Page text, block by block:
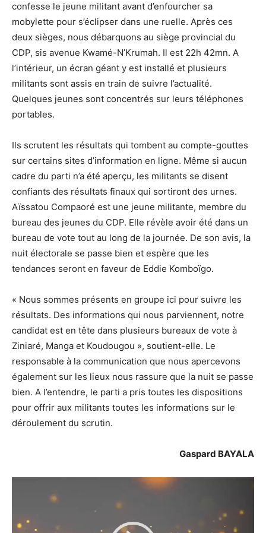
confesse le jeune militant avant d’enfourcher sa
mobylette pour s’éclipser dans une ruelle. Après ces
deux sièges, nous débarquons au siège provincial du
CDP, sis avenue Kwamé-N’Krumah. Il est 22h 42mn. A
l’intérieur, un écran géant y est installé et plusieurs
militants sont assis en train de suivre l’actualité.
Quelques jeunes sont concentrés sur leurs téléphones
portables.
Ils scrutent les résultats qui tombent au compte-gouttes
sur certains sites d’information en ligne. Même si aucun
cadre du parti n’a été aperçu, les militants se disent
confiants des résultats finaux qui sortiront des urnes.
Aïssatou Compaoré est une jeune militante, membre du
bureau des jeunes du CDP. Elle révèle avoir été dans un
bureau de vote tout au long de la journée. De son avis, la
nuit électorale se passe bien et espère que les
tendances seront en faveur de Eddie Komboïgo.
« Nous sommes présents en groupe ici pour suivre les
résultats. Des informations qui nous parviennent, notre
candidat est en tête dans plusieurs bureaux de vote à
Ziniaré, Manga et Koudougou », soutient-elle. Le
responsable à la communication que nous apercevons
également sur les lieux nous rassure que la nuit se passe
bien. A l’entendre, le parti a pris toutes les dispositions
pour offrir aux militants toutes les informations sur le
déroulement du scrutin.
Gaspard BAYALA
Lecteur